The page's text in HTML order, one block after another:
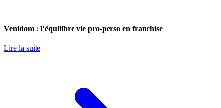
Venidom : l’équilibre vie pro-perso en franchise
Lire la suite